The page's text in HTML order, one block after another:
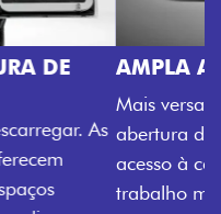
LATERAL
A ampla
Ducato facilita o
e tornando o
que você esteja.